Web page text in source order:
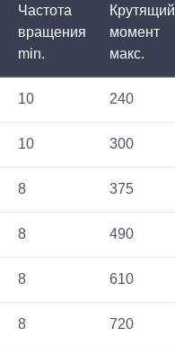
Частота
вращения
min.
Крутящий
момент
макс.
10 240
10 300
8 375
8 490
8 610
8 720